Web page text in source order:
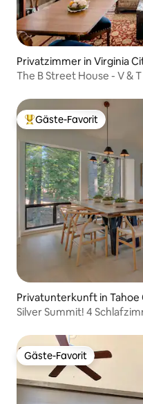
Privatzimmer in Virginia
The B Street House - V &
Beliebter Gäste-Favorit.
Gäste-Favorit
Privatunterkunft in Tahoe
Silver Summit! 4
Gäste-Favorit
Gäste-Favorit